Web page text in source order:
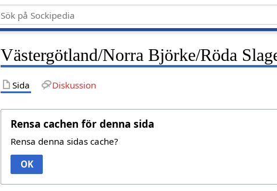
Västergötland/Norra Björke/Röda
Sida Diskussion
Rensa cachen för denna sida
Rensa denna sidas cache?
OK